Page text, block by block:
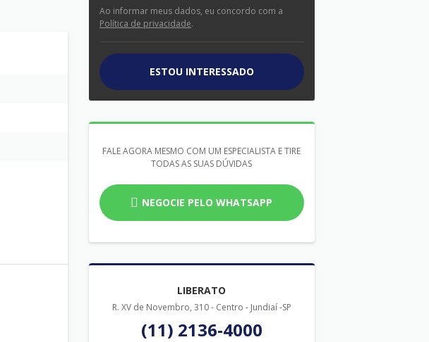
Ao informar meus dados, eu concordo com a
Política de privacidade.
ESTOU INTERESSADO
FALE AGORA MESMO COM UM ESPECIALISTA E TIRE
TODAS AS SUAS DÚVIDAS
NEGOCIE PELO WHATSAPP
LIBERATO
R. XV de Novembro, 310 - Centro - Jundiaí -SP
(11) 2136-4000